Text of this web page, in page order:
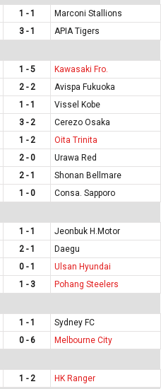
1 - 1
Marconi Stallions
3 - 1
APIA Tigers
1 - 5
Kawasaki Fro.
2 - 2
Avispa Fukuoka
1 - 1
Vissel Kobe
3 - 2
Cerezo Osaka
1 - 2
Oita Trinita
2 - 0
Urawa Red
2 - 1
Shonan Bellmare
1 - 0
Consa. Sapporo
1 - 1
Jeonbuk H.Motor
2 - 1
Daegu
0 - 1
Ulsan Hyundai
1 - 3
Pohang Steelers
1 - 1
Sydney FC
0 - 6
Melbourne City
1 - 2
HK Ranger